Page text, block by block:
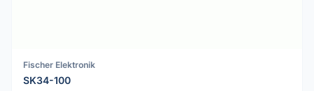
Fischer Elektronik
SK34-100